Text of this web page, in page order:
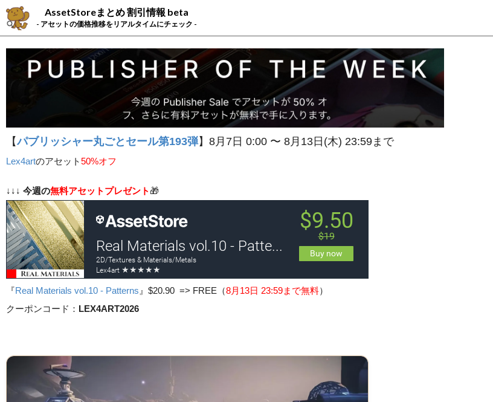
AssetStoreまとめ 割引情報 beta
- アセットの価格推移をリアルタイムにチェック -
【パブリッシャー丸ごとセール第193弾】8月7日 0:00 〜 8月13日(木) 23:59まで
Lex4artのアセット50%オフ
↓↓↓ 今週の無料アセットプレゼント 🎁
『Real Materials vol.10 - Patterns 』 $20.90 => FREE （8月13日 23:59まで無料）
クーポンコード： LEX4ART2026